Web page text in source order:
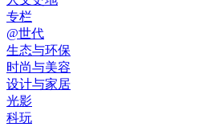
专栏
@世代
生态与环保
时尚与美容
设计与家居
光影
科玩